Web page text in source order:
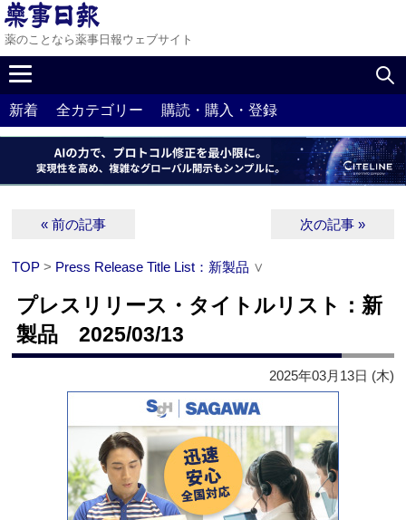
薬のことなら薬事日報ウェブサイト
新着 全カテゴリー 購読・購入・登録
« 前の記事 次の記事 »
TOP > Press Release Title List：新製品 ∨
プレスリリース・タイトルリスト：新
製品 2025/03/13
2025年03月13日 (木)